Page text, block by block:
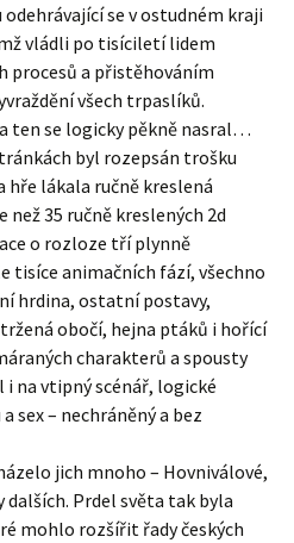
se v ostudném kraji
vládli po tisíciletí lidem
procesů a přistěhováním
všech trpaslíků.
ten se logicky pěkně nasral…
byl rozepsán trošku
hře lákala ručně kreslená
35 ručně kreslených 2d
o rozloze tří plynně
tisíce animačních fází, všechno
hrdina, ostatní postavy,
obočí, hejna ptáků i hořící
charakterů a spousty
na vtipný scénář, logické
sex – nechráněný a bez
jich mnoho – Hovniválové,
Prdel světa tak byla
mohlo rozšířit řady českých